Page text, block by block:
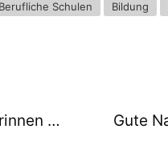
Berufliche Schulen Bildung
Antrag: Faire Bildungschancen für Mannheims Schülerinnen und Schüler – Maßnahmen des StartChancen-Programms nicht auf die lange Bank schieben